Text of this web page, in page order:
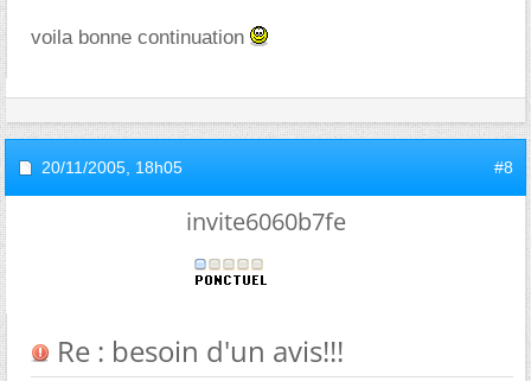
voila bonne continuation
20/11/2005, 18h05 #8
invite6060b7fe
Re : besoin d'un avis!!!